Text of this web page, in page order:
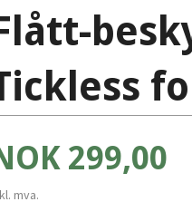
299,00
mva.